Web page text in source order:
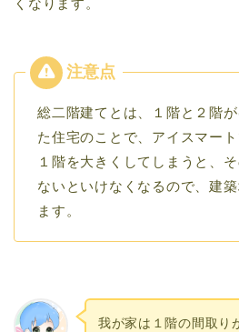
総二階建てとは、１階と２階
た住宅のことで、アイスマー
１階を大きくしてしまうと、
ないといけなくなるので、建
ます。
我が家は１階の間取り